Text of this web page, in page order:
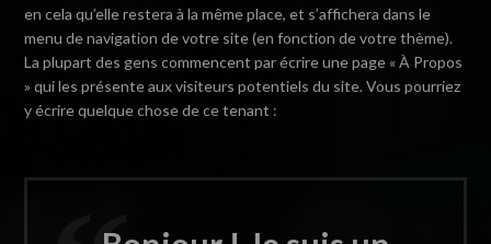
en cela qu’elle restera à la même place, et s’affichera dans le
menu de navigation de votre site (en fonction de votre thème).
La plupart des gens commencent par écrire une page « À Propos
» qui les présente aux visiteurs potentiels du site. Vous pourriez
y écrire quelque chose de ce tenant :